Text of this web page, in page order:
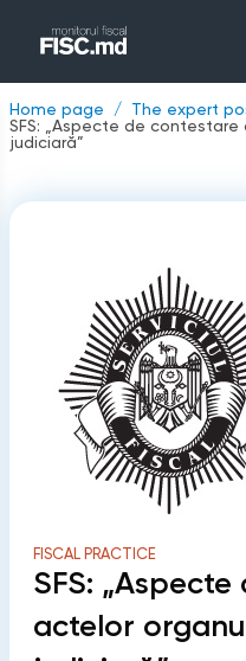
Home page The expert
SFS: „Aspecte de
judiciară”
FISCAL PRACTICE
SFS:
actelor